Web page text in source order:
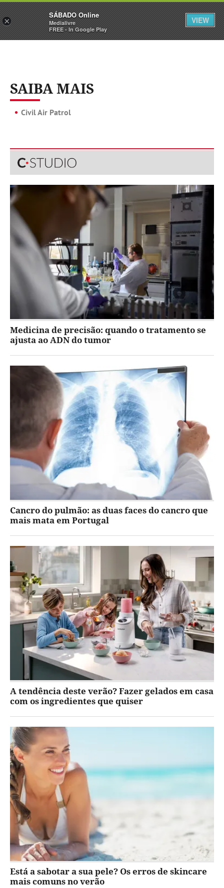
Sábado Assine Iniciar Sessão
SAIBA MAIS
Civil Air Patrol
Medicina de precisão: quando o tratamento se
ajusta ao ADN do tumor
Cancro do pulmão: as duas faces do cancro que
mais mata em Portugal
A tendência deste verão? Fazer gelados em casa
com os ingredientes que quiser
Está a sabotar a sua pele? Os erros de skincare
mais comuns no verão
×
SÁBADO Online
Medialivre
FREE - In Google Play
VIEW